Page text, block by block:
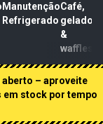
Manutenção
Refrigerado
Café,
gelados
&
waffles
aberto – aproveite
stock por tempo